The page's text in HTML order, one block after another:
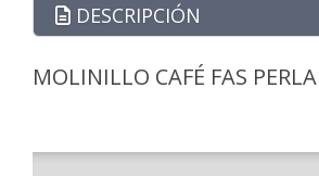
DESCRIPCIÓN
MOLINILLO CAFÉ FAS PERLA